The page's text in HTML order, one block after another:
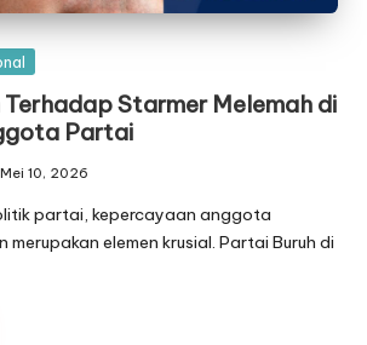
Starmer Melemah di
Partai
Mei 10, 2026
partai, kepercayaan anggota
merupakan elemen krusial. Partai Buruh di